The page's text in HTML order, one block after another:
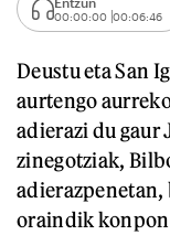
00:00:00 00:06:46
Deustu eta San
aurtengo
adierazi du gaur
zinegotziak,
adierazpenetan,
oraindik